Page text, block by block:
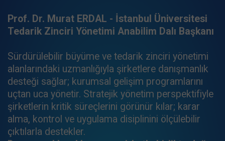
Prof. Dr. Murat ERDAL - İstanbul Üniversitesi
Tedarik Zinciri Yönetimi Anabilim Dalı Başkanı
Sürdürülebilir büyüme ve tedarik zinciri yönetimi
alanlarındaki uzmanlığıyla şirketlere danışmanlık
desteği sağlar; kurumsal gelişim programlarını
uçtan uca yönetir. Stratejik yönetim perspektifiyle
şirketlerin kritik süreçlerini görünür kılar; karar
alma, kontrol ve uygulama disiplinini ölçülebilir
çıktılarla destekler.